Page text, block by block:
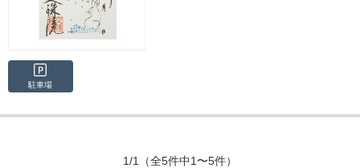
駐車場
1/1 （全5件中1〜5件）